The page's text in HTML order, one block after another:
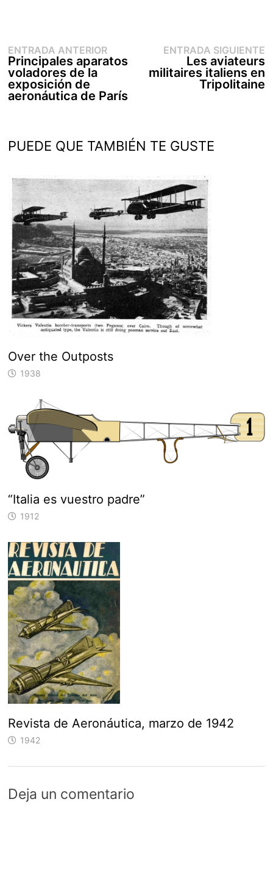
Navegación
de
entradas
ENTRADA ANTERIOREntrada
anterior:
Principales aparatos
voladores de la
exposición de
aeronáutica de París
ENTRADA SIGUIENTE
Les aviateurs
militaires italiens en
Tripolitaine
PUEDE QUE TAMBIÉN TE GUSTE
Over the Outposts
1938
“Italia es vuestro padre”
1912
Revista de Aeronáutica, marzo de 1942
1942
Deja un comentario